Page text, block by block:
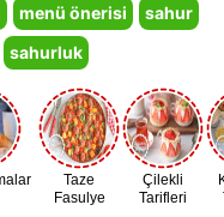
menü önerisi
sahur
sahurluk
Taze
Fasulye
Çilekli
Tarifleri